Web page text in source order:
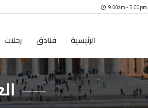
الرئيسية فنادق رحلات